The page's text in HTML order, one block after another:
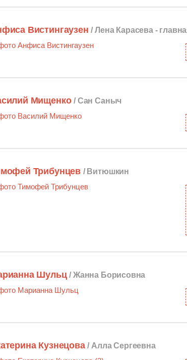
Вистингаузен / Лена Карасева -
Мищенко / Сан Саныч
Трибунцев / Витюшкин
Шульц / Жанна Борисовна
Кузнецова / Алла Сергеевна